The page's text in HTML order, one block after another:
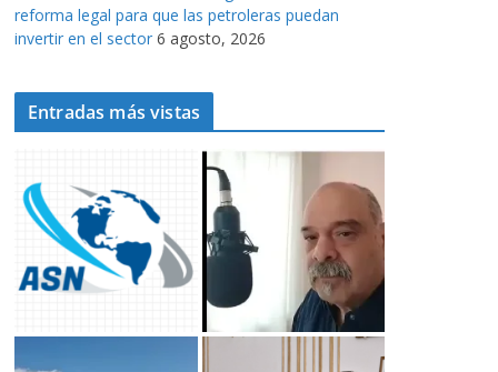
reforma legal para que las petroleras puedan
invertir en el sector 6 agosto, 2026
Entradas más vistas